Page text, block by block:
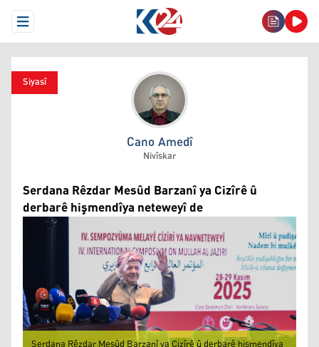
Open Menu
Siyasî
Cano Amedî
Cano Amedî
Nivîskar
Serdana Rêzdar Mesûd Barzanî ya Cizîrê û
derbarê hişmendîya neteweyî de